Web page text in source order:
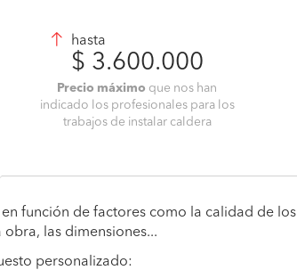
hasta
$ 3.600.000
Precio máximo que nos han
indicado los profesionales para los
trabajos de instalar caldera
función de factores como la calidad de los
las dimensiones...
personalizado: